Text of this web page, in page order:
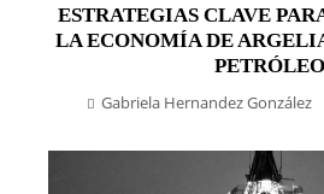
ESTRATEGIAS CLAVE
LA ECONOMÍA DE
PETRÓLEO
Gabriela Hernandez González